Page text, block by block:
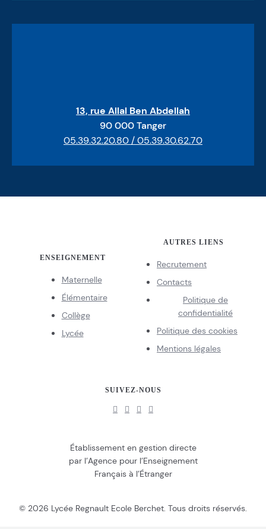
13, rue Allal Ben Abdellah
90 000 Tanger
05.39.32.20.80 / 05.39.30.62.70
Établissement en gestion directe
par l’Agence pour l’Enseignement
Français à l’Étranger
ENSEIGNEMENT
Maternelle
Élémentaire
Collège
Lycée
AUTRES LIENS
Recrutement
Contacts
Politique de
confidentialité
Politique des cookies
Mentions légales
SUIVEZ-NOUS
© 2026 Lycée Regnault Ecole Berchet. Tous droits réservés.